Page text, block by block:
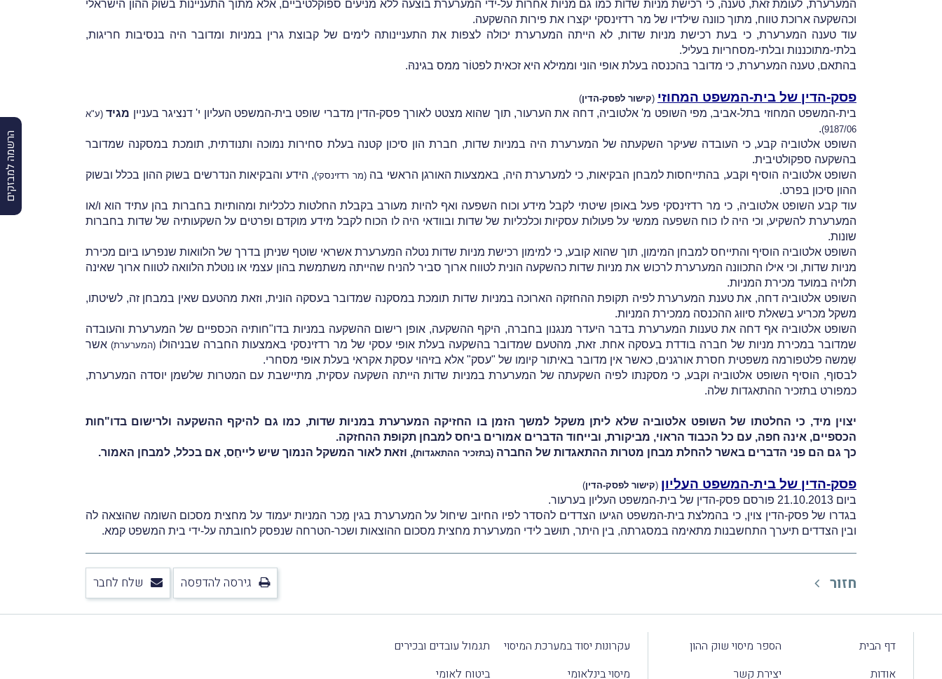
הרשמה למבזקים
המערערת, לעומת זאת, טענה, כי רכישת מניות שדות כמו גם מניות אחרות על-ידי המערערת בוצעה ללא מניעים ספוקלטיביים, אלא מתוך התעניינות בשוק ההון הישראלי
וכהשקעה ארוכת טווח, מתוך כוונה שילדיו של מר רדזינסקי יקצרו את פירות ההשקעה.
עוד טענה המערערת, כי בעת רכישת מניות שדות, לא הייתה המערערת יכולה לצפות את התעניינותה לימים של קבוצת גרין במניות ומדובר היה בנסיבות חריגות,
בלתי-מתוכננות ובלתי-מסחריות בעליל.
בהתאם, טענה המערערת, כי מדובר בהכנסה בעלת אופי הוני וממילא היא זכאית לפטוֹר ממס בגינהּ.
פסק-הדין של בית-המשפט המחוזי (קישור לפסק-הדין)
בית-המשפט המחוזי בתל-אביב, מפי השופט מ' אלטוביה, דחה את הערעור, תוך שהוא מצטט לאורך פסק-הדין מדברי שופט בית-המשפט העליון י' דנציגר בעניין מגיד (ע"א
9187/06)
.
השופט אלטוביה קבע, כי העובדה שעיקר השקעתה של המערערת היה במניות שדות, חברת הון סיכון קטנה בעלת סחירות נמוכה ותנודתית, תומכת במסקנה שמדובר
בהשקעה ספקולטיבית.
השופט אלטוביה הוסיף וקבע, בהתייחסות למבחן הבקיאות, כי למערערת היה, באמצעות האורגן הראשי בה(מר רדזינסקי), הידע והבקיאות הנדרשים בשוק ההון בכלל ובשוק
ההון סיכון בפרט.
עוד קבע השופט אלטוביה, כי מר רדזינסקי פעל באופן שיטתי לקבל מידע וכוח השפעה ואף להיות מעורב בקבלת החלטות כלכליות ומהותיות בחברות בהן עתיד הוא ו/או
המערערת להשקיע, וכי היה לו כוח השפעה ממשי על פעולות עסקיות וכלכליות של שדות ובוודאי היה לו הכוח לקבל מידע מוקדם ופרטים על השקעותיה של שדות בחברות
שונות.
השופט אלטוביה הוסיף והתייחס למבחן המימון, תוך שהוא קובע, כי למימון רכישת מניות שדות נטלה המערערת אשראי שוטף שניתן בדרך של הלוואות שנפרעו ביום מכירת
מניות שדות, וכי אילו התכוונה המערערת לרכוש את מניות שדות כהשקעה הונית לטווח ארוך סביר להניח שהייתה משתמשת בהון עצמי או נוטלת הלוואה לטווח ארוך שאינה
תלויה במועד מכירת המניות.
השופט אלטוביה דחה, את טענת המערערת לפיה תקופת ההחזקה הארוכה במניות שדות תומכת במסקנה שמדובר בעסקה הונית, וזאת מהטעם שאין במבחן זה, לשיטתו,
משקל מכריע בשאלת סיווּג ההכנסה ממכירת המניות.
השופט אלטוביה אף דחה את טענות המערערת בדבר היעדר מנגנון בחברה, היקף ההשקעה, אופן רישום ההשקעה במניות בדו"חותיה הכספיים של המערערת והעובדה
שמדובר במכירת מניות של חברה בודדת בעסקה אחת. זאת, מהטעם שמדובר בהשקעה בעלת אופי עסקי של מר רדזינסקי באמצעות החברה שבניהולו(המערערת) אשר
שִמשה פלטפורמה משפטית חסרת אורגנים, כאשר אין מדובר באיתור קיומו של "עסק" אלא בזיהוי עסקת אקראי בעלת אופי מסחרי.
לבסוף, הוסיף השופט אלטוביה וקבע, כי מסקנתו לפיה השקעתה של המערערת במניות שדות הייתה השקעה עסקית, מתיישבת עם המטרות שלשמן יוסדה המערערת,
כמפורט בתזכיר ההתאגדות שלה.
יצוין מיד, כי החלטתו של השופט אלטוביה שלא ליתן משקל למשך הזמן בו החזיקה המערערת במניות שדות, כמו גם להיקף ההשקעה ולרישום בדו"חות
הכספיים, אינה חפה, עם כל הכבוד הראוי, מביקורת, ובייחוד הדברים אמורים ביחס למבחן תקופת ההחזקה.
כך גם הם פני הדברים באשר להחלת מבחן מטרות ההתאגדות של החברה (בתזכיר ההתאגדות), וזאת לאור המשקל הנמוך שיש לייחֵס, אם בכלל, למבחן האמור.
פסק-הדין של בית-המשפט העליון (קישור לפסק-הדין)
ביום 21.10.2013 פורסם פסק-הדין של בית-המשפט העליון בערעור.
בגדרו של פסק-הדין צוין, כי בהמלצת בית-המשפט הגיעו הצדדים להסדר לפיו החיוב שיחול על המערערת בגין מֵכר המניות יעמוד על מחצית מסכום השומה שהוּצאה לה
ובין הצדדים תיערך התחשבנות מתאימה במסגרתה, בין היתר, תוּשב לידי המערערת מחצית מסכום ההוצאות ושכר-הטרחה שנפסק לחובתה על-ידי בית המשפט קמא.
חזור גירסה להדפסה שלח לחבר
דף הבית
אודות
הספר מיסוי שוק ההון
יצירת קשר
עקרונות יסוד במערכת המיסוי
מיסוי בינלאומי
תגמול עובדים ובכירים
ביטוח לאומי